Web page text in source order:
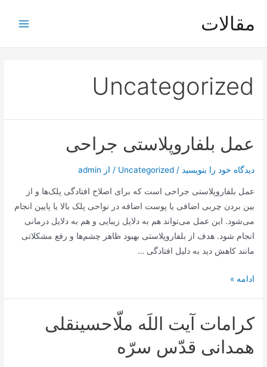
مقالات
Uncategorized
عمل بلفاروپلاستی جراحی
دیدگاه‌ خود را بنویسید /
Uncategorized / از admin
عمل بلفاروپلاستی جراحی است که برای اصلاح افتادگی پلک‌ها و از
بین بردن چربی اضافی یا پوست اضافه در نواحی پلک بالا یا پایین انجام
می‌شود. این عمل می‌تواند هم به دلایل زیبایی و هم به دلایل درمانی
انجام شود. هدف از بلفاروپلاستی بهبود ظاهر چشم‌ها و رفع مشکلاتی
مانند کاهش دید به دلیل افتادگی …
عمل
ادامه »
کرامات آیت اللَه ملّاحسینقلی
همدانی قدّس سرّه